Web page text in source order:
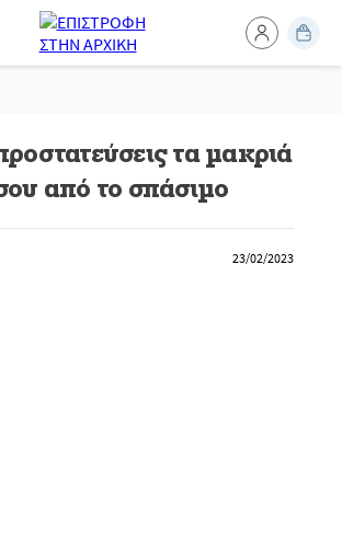
τα μακριά
από το σπάσιμο
23/02/2023